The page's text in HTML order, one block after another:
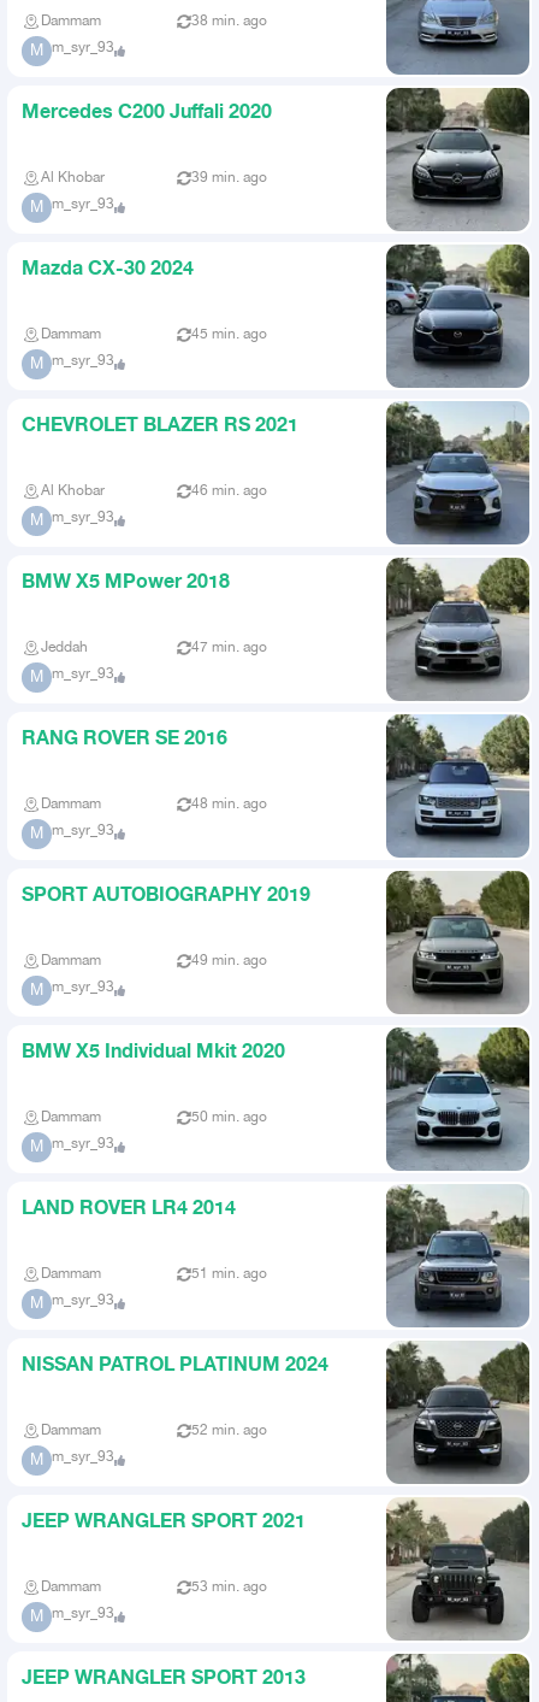
Dammam 38 min. ago
M m_syr_93
Mercedes C200 Juffali 2020
Al Khobar 39 min. ago
M m_syr_93
Mazda CX-30 2024
Dammam 45 min. ago
M m_syr_93
CHEVROLET BLAZER RS 2021
Al Khobar 46 min. ago
M m_syr_93
BMW X5 MPower 2018
Jeddah 47 min. ago
M m_syr_93
RANG ROVER SE 2016
Dammam 48 min. ago
M m_syr_93
SPORT AUTOBIOGRAPHY 2019
Dammam 49 min. ago
M m_syr_93
BMW X5 Individual Mkit 2020
Dammam 50 min. ago
M m_syr_93
LAND ROVER LR4 2014
Dammam 51 min. ago
M m_syr_93
NISSAN PATROL PLATINUM 2024
Dammam 52 min. ago
M m_syr_93
JEEP WRANGLER SPORT 2021
Dammam 53 min. ago
M m_syr_93
JEEP WRANGLER SPORT 2013